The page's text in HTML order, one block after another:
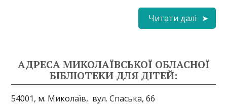
Читати далі
АДРЕСА МИКОЛАЇВСЬКОЇ ОБЛАСНОЇ
БІБЛІОТЕКИ ДЛЯ ДІТЕЙ:
54001, м. Миколаїв, вул. Спаська, 66